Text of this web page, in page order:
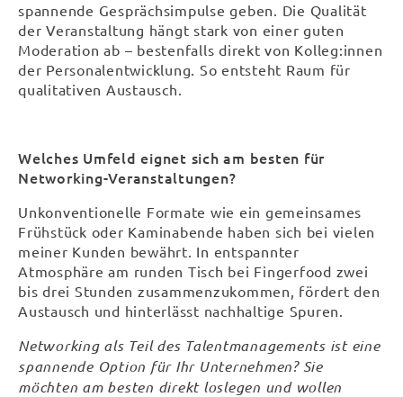
spannende Gesprächsimpulse geben. Die Qualität
der Veranstaltung hängt stark von einer guten
Moderation ab – bestenfalls direkt von Kolleg:innen
der Personalentwicklung. So entsteht Raum für
qualitativen Austausch.
Welches Umfeld eignet sich am besten für
Networking-Veranstaltungen?
Unkonventionelle Formate wie ein gemeinsames
Frühstück oder Kaminabende haben sich bei vielen
meiner Kunden bewährt. In entspannter
Atmosphäre am runden Tisch bei Fingerfood zwei
bis drei Stunden zusammenzukommen, fördert den
Austausch und hinterlässt nachhaltige Spuren.
Networking als Teil des Talentmanagements ist eine
spannende Option für Ihr Unternehmen? Sie
möchten am besten direkt loslegen und wollen